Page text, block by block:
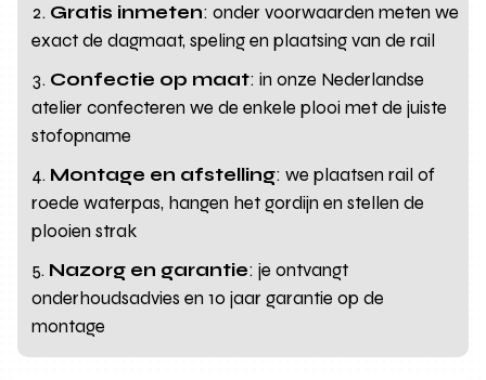
Gratis inmeten: onder voorwaarden meten we
exact de dagmaat, speling en plaatsing van de rail
Confectie op maat: in onze Nederlandse
atelier confecteren we de enkele plooi met de juiste
stofopname
Montage en afstelling: we plaatsen rail of
roede waterpas, hangen het gordijn en stellen de
plooien strak
Nazorg en garantie: je ontvangt
onderhoudsadvies en 10 jaar garantie op de
montage